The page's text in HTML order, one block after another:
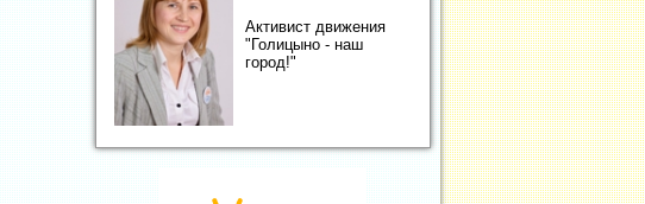
Активист движения
"Голицыно - наш
город!"